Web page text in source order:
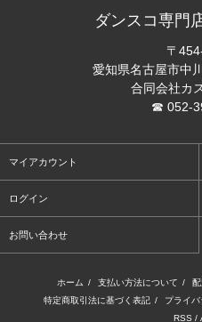
ダンスコ専門
〒
愛知県名古屋市中
合同会社カ
☎ 052-
マイアカウント
ログイン
お問い合わせ
ホーム / 支払い方法について /
特定商取引法に基づく表記 / プライ
RSS /